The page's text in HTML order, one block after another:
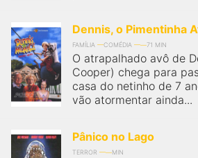
Dennis, o Pimentinha
FAMÍLIA COMÉDIA 71 MIN
O atrapalhado avô de
Cooper) chega para
casa do netinho de 7
vão atormentar ainda...
Pânico no Lago
TERROR MIN